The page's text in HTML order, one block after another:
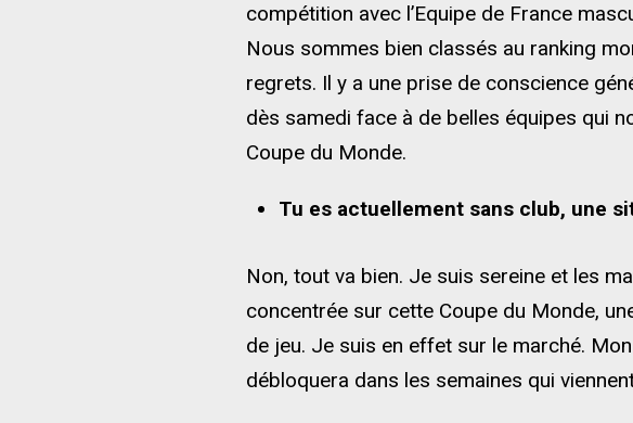
compétition avec l’Equipe de France
Nous sommes bien classés au ranking
regrets. Il y a une prise de conscience
dès samedi face à de belles équipes qui
Coupe du Monde.
Tu es actuellement sans club, une
Non, tout va bien. Je suis sereine et les
concentrée sur cette Coupe du Monde,
de jeu. Je suis en effet sur le marché.
débloquera dans les semaines qui